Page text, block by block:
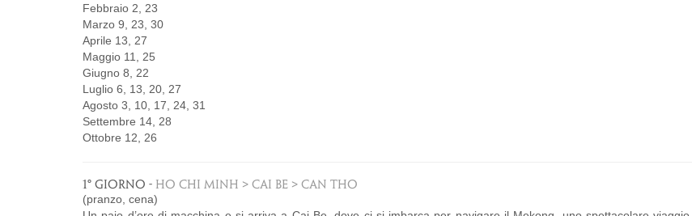
Febbraio 2, 23
Marzo 9, 23, 30
Aprile 13, 27
Maggio 11, 25
Giugno 8, 22
Luglio 6, 13, 20, 27
Agosto 3, 10, 17, 24, 31
Settembre 14, 28
Ottobre 12, 26
1° GIORNO - HO CHI MINH > CAI BE > CAN THO
(pranzo, cena)